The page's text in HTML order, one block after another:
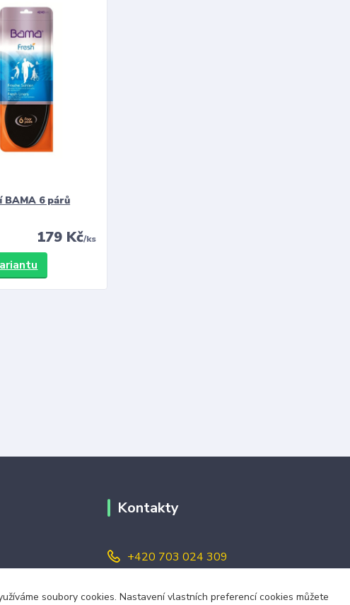
6 párů
179 Kč/ks
ani výdejní
Kontakty
+420 703 024 309
objednavky@zavazuj.cz
soubory cookies. Nastavení vlastních preferencí cookies můžete